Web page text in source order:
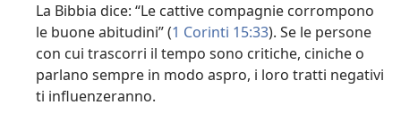
La Bibbia dice: “Le cattive compagnie corrompono
le buone abitudini” (1 Corinti 15:33). Se le persone
con cui trascorri il tempo sono critiche, ciniche o
parlano sempre in modo aspro, i loro tratti negativi
ti influenzeranno.